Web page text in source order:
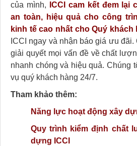
của mình,
ICCI cam kết đem lại
an toàn, hiệu quả cho công
kinh tế cao nhất cho Quý khách
ICCI ngay và nhận báo giá ưu
giải quyết mọi vấn đề về chất
nhanh chóng và hiệu quả. Chúng
vụ quý khách hàng 24/7.
Tham khảo thêm:
Năng lực hoạt động xây
Quy trình kiểm định chất
dựng ICCI